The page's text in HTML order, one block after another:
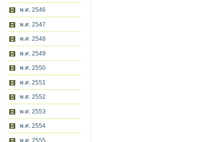
พ.ศ. 2546
พ.ศ. 2547
พ.ศ. 2548
พ.ศ. 2549
พ.ศ. 2550
พ.ศ. 2551
พ.ศ. 2552
พ.ศ. 2553
พ.ศ. 2554
พ.ศ. 2555